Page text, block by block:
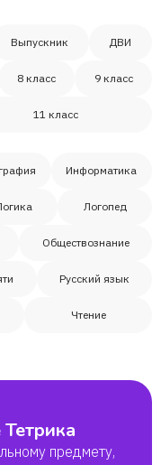
Выпускник ДВИ
8 класс 9 класс
11 класс
Информатика
Логопед
Обществознание
Русский язык
Чтение
предмету,